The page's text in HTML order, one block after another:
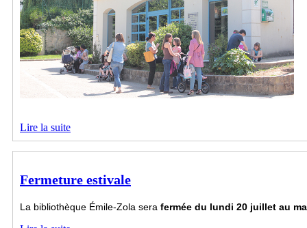
Lire la suite
Fermeture estivale
La bibliothèque Émile-Zola sera fermée du lundi 20 juillet au